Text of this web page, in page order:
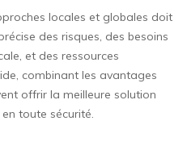
locales et globales doit
des risques, des besoins
et des ressources
combinant les avantages
offrir la meilleure solution
toute sécurité.